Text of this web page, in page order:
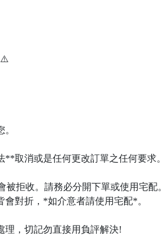
⚠️
取消或是任何更改訂單之任何要求。
拒收。請務必分開下單或使用宅配。
對折，*如介意者請使用宅配*。
理，切記勿直接用負評解決!